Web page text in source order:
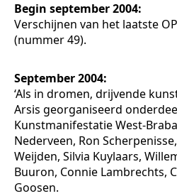
Begin september 2004:
Verschijnen van het laatste
(nummer 49).
September 2004:
‘Als in dromen‚ drijvende
Arsis georganiseerd
Kunstmanifestatie West-
Nederveen, Ron
Weijden, Silvia Kuylaars,
Buuron, Connie Lambrechts,
Goosen.